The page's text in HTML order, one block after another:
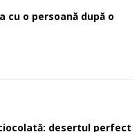
cu o persoană după o
desertul perfect